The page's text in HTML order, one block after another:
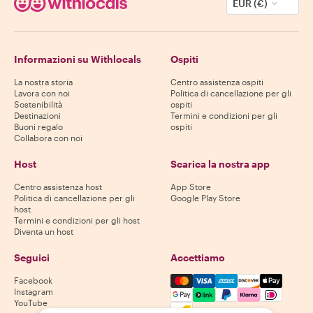
EUR (€)
Informazioni su Withlocals
La nostra storia
Lavora con noi
Sostenibilità
Destinazioni
Buoni regalo
Collabora con noi
Ospiti
Centro assistenza ospiti
Politica di cancellazione per gli
ospiti
Termini e condizioni per gli
ospiti
Host
Centro assistenza host
Politica di cancellazione per gli
host
Termini e condizioni per gli host
Diventa un host
Scarica la nostra app
App Store
Google Play Store
Seguici
Facebook
Instagram
YouTube
Accettiamo
Mastercard, Visa, Amex,